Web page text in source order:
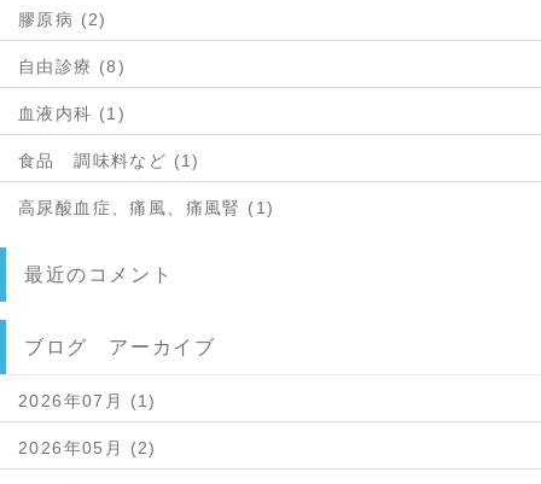
膠原病 (2)
自由診療 (8)
血液内科 (1)
食品 調味料など (1)
高尿酸血症、痛風、痛風腎 (1)
最近のコメント
ブログ アーカイブ
2026年07月 (1)
2026年05月 (2)